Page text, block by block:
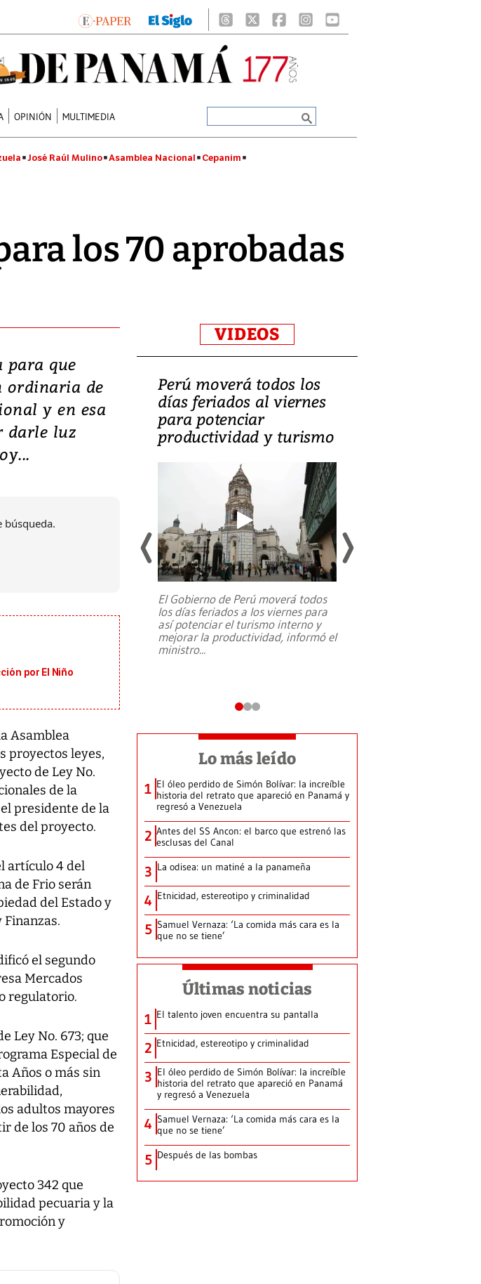
OPINIÓN MULTIMEDIA
José Raúl Mulino Asamblea Nacional Cepanim
los 70 aprobadas
para que
ordinaria de
y en esa
darle luz
búsqueda.
por El Niño
Asamblea
proyectos leyes,
de Ley No.
de la
presidente de la
del proyecto.
artículo 4 del
de Frio serán
del Estado y
el segundo
Mercados
regulatorio.
Ley No. 673; que
Especial de
Años o más sin
adultos mayores
de los 70 años de
342 que
pecuaria y la
y
VIDEOS
lanza su
con
de inversión
educación y
y escuetas
este domingo su
Perú moverá todos los
días feriados al viernes
para potenciar
productividad y turismo
El Gobierno de Perú moverá todos
los días feriados a los viernes para
así potenciar el turismo interno y
mejorar la productividad, informó el
ministro...
Lo más leído
1 El óleo perdido de Simón Bolívar: la increíble
historia del retrato que apareció en Panamá y
regresó a Venezuela
2 Antes del SS Ancon: el barco que estrenó las
esclusas del Canal
3 La odisea: un matiné a la panameña
4 Etnicidad, estereotipo y criminalidad
5 Samuel Vernaza: ‘La comida más cara es la
que no se tiene’
Últimas noticias
1 El talento joven encuentra su pantalla​
2 Etnicidad, estereotipo y criminalidad
3 El óleo perdido de Simón Bolívar: la increíble
historia del retrato que apareció en Panamá
y regresó a Venezuela
4 Samuel Vernaza: ‘La comida más cara es la
que no se tiene’
5 Después de las bombas